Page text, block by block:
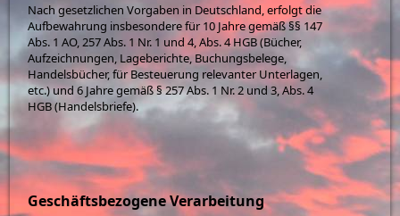
Nach gesetzlichen Vorgaben in Deutschland, erfolgt die
Aufbewahrung insbesondere für 10 Jahre gemäß §§ 147
Abs. 1 AO, 257 Abs. 1 Nr. 1 und 4, Abs. 4 HGB (Bücher,
Aufzeichnungen, Lageberichte, Buchungsbelege,
Handelsbücher, für Besteuerung relevanter Unterlagen,
etc.) und 6 Jahre gemäß § 257 Abs. 1 Nr. 2 und 3, Abs. 4
HGB (Handelsbriefe).
Geschäftsbezogene Verarbeitung